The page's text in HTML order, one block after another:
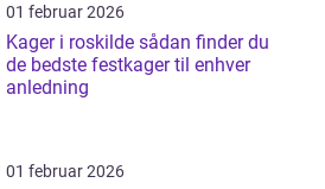
01 februar 2026
Kager i roskilde sådan finder du
de bedste festkager til enhver
anledning
01 februar 2026